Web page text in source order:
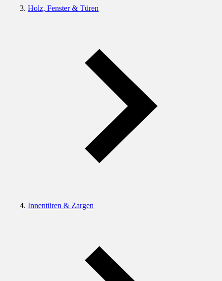
Holz, Fenster & Türen
Innentüren & Zargen